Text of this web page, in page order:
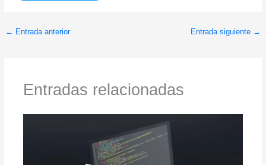
← Entrada anterior Entrada siguiente →
Entradas relacionadas